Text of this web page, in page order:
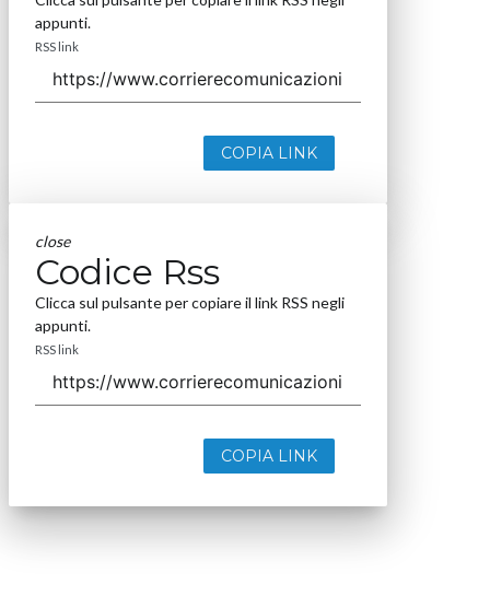
appunti.
RSS link
COPIA LINK
close
Codice Rss
Clicca sul pulsante per copiare il link RSS negli
appunti.
RSS link
COPIA LINK